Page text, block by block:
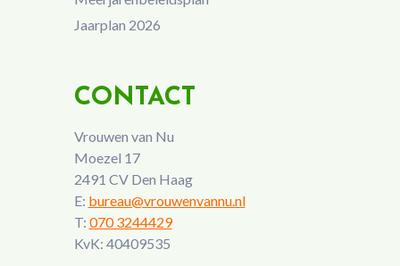
Jaarplan 2026
CONTACT
Vrouwen van Nu
Moezel 17
2491 CV Den Haag
E: bureau@vrouwenvannu.nl
T: 070 3244429
KvK: 40409535